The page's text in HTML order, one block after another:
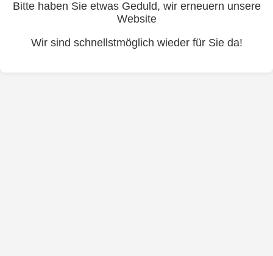
Bitte haben Sie etwas Geduld, wir erneuern unsere
Website
Wir sind schnellstmöglich wieder für Sie da!